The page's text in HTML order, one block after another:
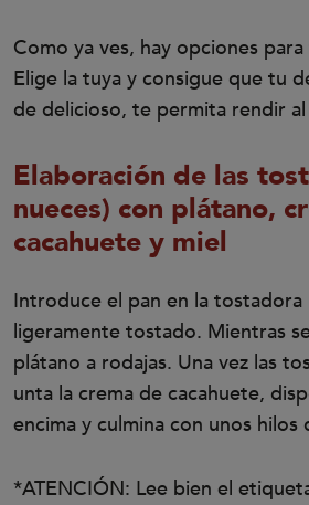
Como ya ves, hay opciones
Elige la tuya y consigue que tu
de delicioso, te permita rendir
Elaboración de las
nueces) con plátano,
cacahuete y miel
Introduce el pan en la tostadora
ligeramente tostado. Mientras
plátano a rodajas. Una vez las
unta la crema de cacahuete,
encima y culmina con unos hilos
*ATENCIÓN: Lee bien el